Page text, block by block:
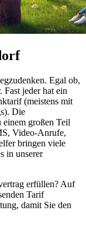
Egal ob,
Fast jeder hat ein
(meistens mit
Die
großen Teil
Video-Anrufe,
bringen viele
in unserer
erfüllen? Auf
Tarif
damit Sie den